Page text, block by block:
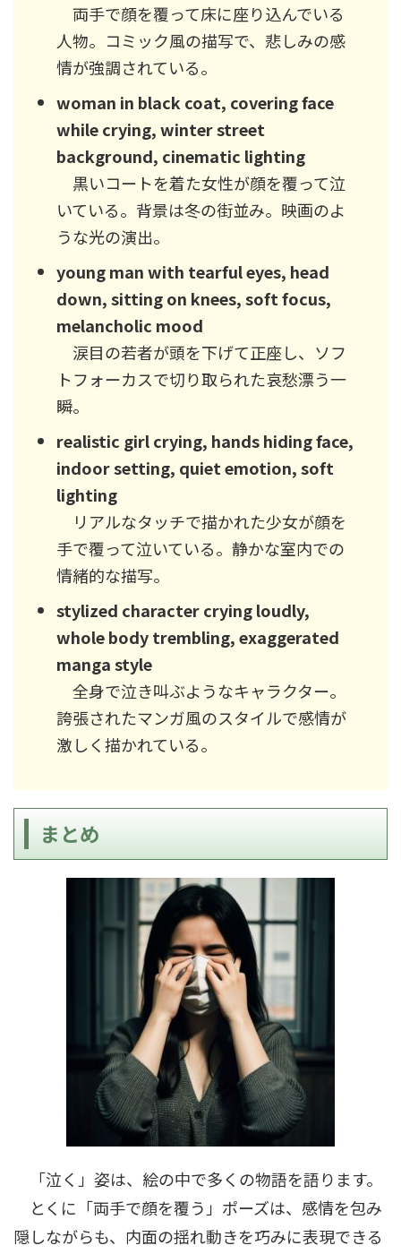
両手で顔を覆って床に座り込んでいる
人物。コミック風の描写で、悲しみの感
情が強調されている。
woman in black coat, covering face
while crying, winter street
background, cinematic lighting
黒いコートを着た女性が顔を覆って泣
いている。背景は冬の街並み。映画のよ
うな光の演出。
young man with tearful eyes, head
down, sitting on knees, soft focus,
melancholic mood
涙目の若者が頭を下げて正座し、ソフ
トフォーカスで切り取られた哀愁漂う一
瞬。
realistic girl crying, hands hiding face,
indoor setting, quiet emotion, soft
lighting
リアルなタッチで描かれた少女が顔を
手で覆って泣いている。静かな室内での
情緒的な描写。
stylized character crying loudly,
whole body trembling, exaggerated
manga style
全身で泣き叫ぶようなキャラクター。
誇張されたマンガ風のスタイルで感情が
激しく描かれている。
まとめ
「泣く」姿は、絵の中で多くの物語を語ります。
とくに「両手で顔を覆う」ポーズは、感情を包み
隠しながらも、内面の揺れ動きを巧みに表現できる